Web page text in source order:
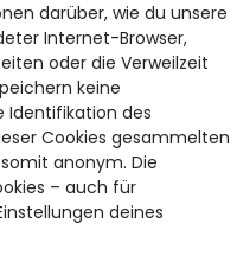
darüber, wie du unsere
Internet-Browser,
oder die Verweilzeit
keine
Identifikation des
Cookies gesammelten
anonym. Die
– auch für
deines